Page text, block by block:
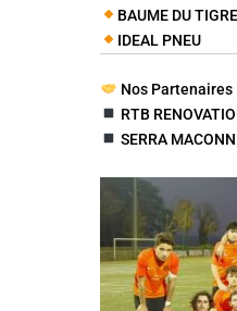
BAUME DU TIGRE
IDEAL PNEU
Nos
RTB
SERRA